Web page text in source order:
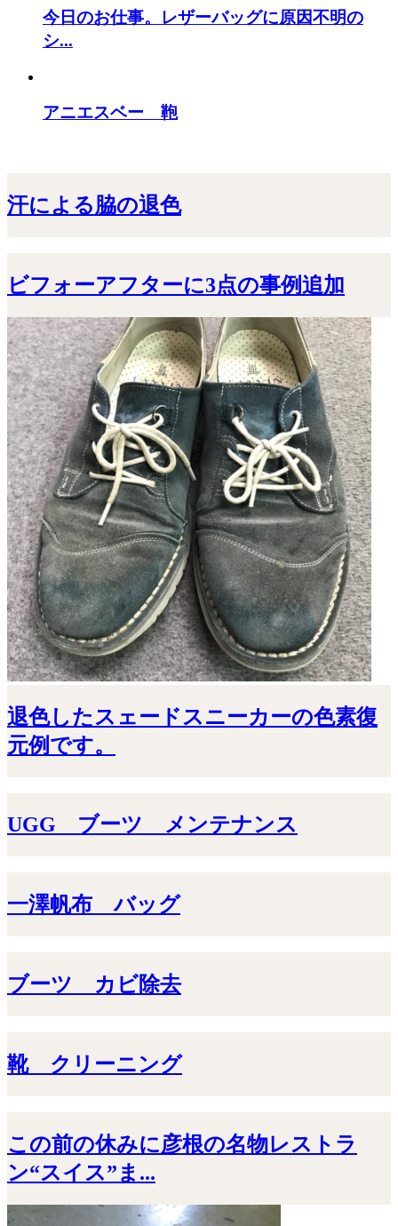
今日のお仕事。レザーバッグに原因不明の
シ...
アニエスベー 鞄
汗による脇の退色
ビフォーアフターに3点の事例追加
退色したスェードスニーカーの色素復
元例です。
UGG ブーツ メンテナンス
一澤帆布 バッグ
ブーツ カビ除去
靴 クリーニング
この前の休みに彦根の名物レストラ
ン“スイス”ま...